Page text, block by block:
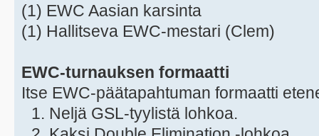
(1) EWC Aasian karsinta
(1) Hallitseva EWC-mestari (Clem)
EWC-turnauksen formaatti
Itse EWC-päätapahtuman formaatti
Neljä GSL-tyylistä lohkoa.